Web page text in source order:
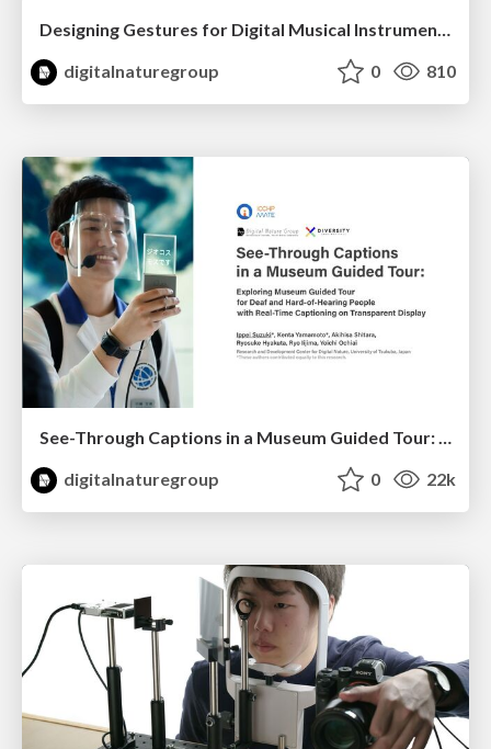
Designing Gestures for Digital Musical Instruments: Gesture Elicitation Study with Deaf and Hard of Hearing People #ASSETS2022 (Oral presentation by Ryo Iijima)
digitalnaturegroup
0 810
See-Through Captions in a Museum Guided Tour: Exploring Museum Guided Tour for Deaf and Hard-of-Hearing People with Real-Time Captioning on Transparent Display ICCHP-AAATE 2022 #ICCHP_AAATE_22 (Oral presentation by Ippei Suzuki)
digitalnaturegroup
0 22k